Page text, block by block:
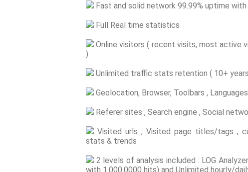
Fast and solid network 99.99% uptime
Full Real time statistics
Online visitors ( recent visits, most active
)
Unlimited traffic stats retention ( 10+
Geolocation, Browser, Toolbars ,
Referer sites , Search engine , Social
Visited urls , Visited page titles/tags ,
stats & trends
2 levels of analysis included : LOG
with 1.000.0000 hits) and Unlimited hourly/